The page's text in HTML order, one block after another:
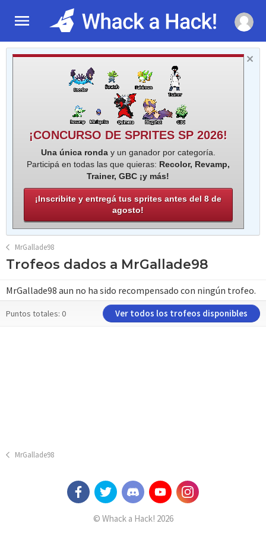
¡CONCURSO DE SPRITES SP 2026!
Una única ronday un ganador por categoría.
Participá en todas las que quieras: Recolor, Revamp,
Trainer, GBC ¡y más!
¡Inscribite y entregá tus sprites antes del 8 de
agosto!
MrGallade98
Trofeos dados a MrGallade98
MrGallade98 aun no ha sido recompensado con ningún trofeo.
Puntos totales: 0 Ver todos los trofeos disponibles
MrGallade98
© Whack a Hack! 2026